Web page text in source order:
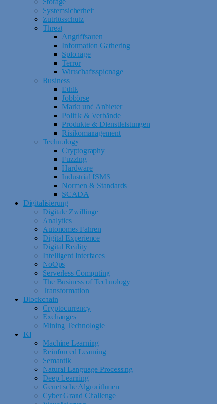
Storage
Systemsicherheit
Zutrittsschutz
Threat
Angriffsarten
Information Gathering
Spionage
Terror
Wirtschaftsspionage
Business
Ethik
Jobbörse
Markt und Anbieter
Politik & Verbände
Produkte & Dienstleistungen
Risikomanagement
Technology
Cryptography
Fuzzing
Hardware
Industrial ISMS
Normen & Standards
SCADA
Digitalisierung
Digitale Zwillinge
Analytics
Autonomes Fahren
Digital Experience
Digital Reality
Intelligent Interfaces
NoOps
Serverless Computing
The Business of Technology
Transformation
Blockchain
Cryptocurrency
Exchanges
Mining Technologie
KI
Machine Learning
Reinforced Learning
Semantik
Natural Language Processing
Deep Learning
Genetische Algrorithmen
Cyber Grand Challenge